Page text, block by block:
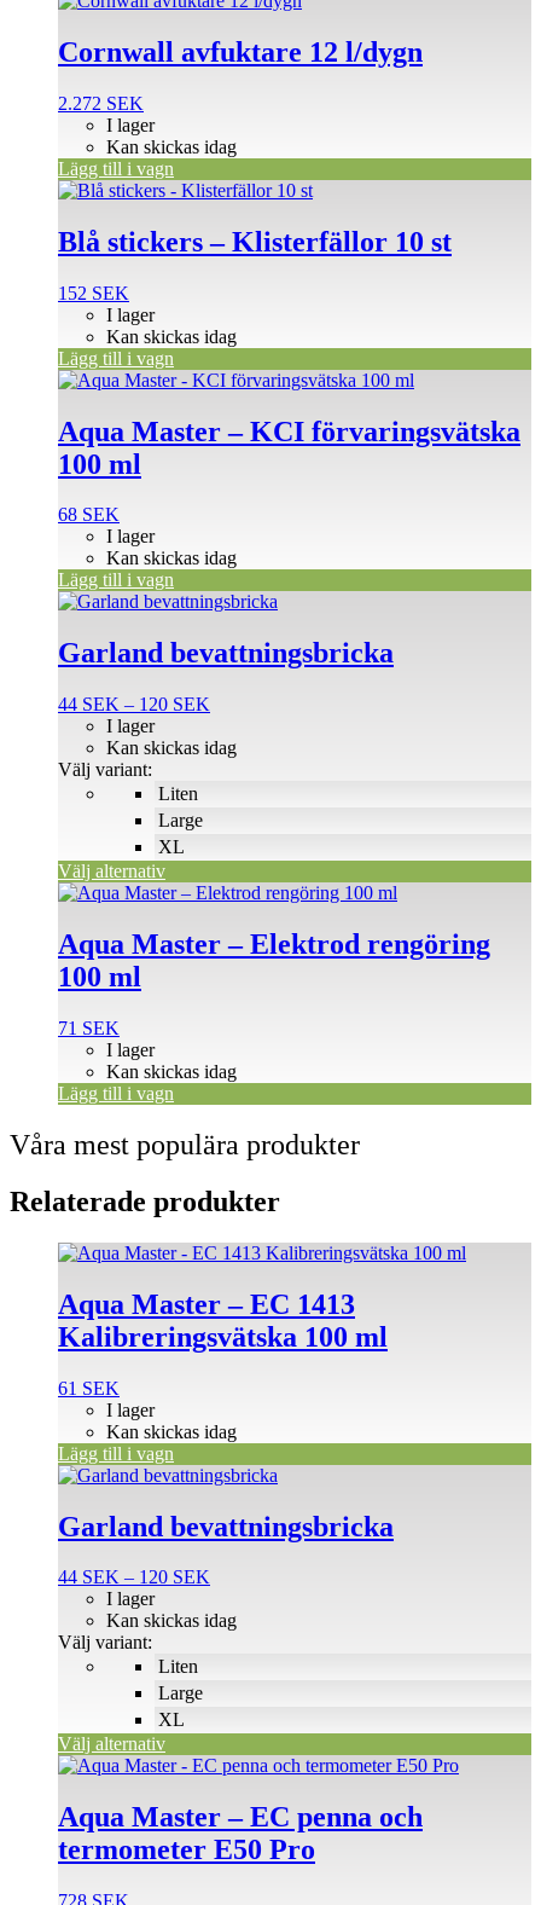
Cornwall avfuktare 12 l/dygn
2.272 SEK
I lager
Kan skickas idag
Lägg till i vagn
Blå stickers – Klisterfällor 10 st
152 SEK
I lager
Kan skickas idag
Lägg till i vagn
Aqua Master – KCI förvaringsvätska
100 ml
68 SEK
I lager
Kan skickas idag
Lägg till i vagn
Garland bevattningsbricka
44 SEK – 120 SEK
till
Liten
Large
XL
I lager
Kan skickas idag
Välj variant:
Välj alternativ
Den
produkten
har
varianter.
olika
alternativen
produktsidan
Aqua Master – Elektrod rengöring
100 ml
71 SEK
I lager
Kan skickas idag
Lägg till i vagn
Våra mest populära produkter
Relaterade produkter
Aqua Master – EC 1413
Kalibreringsvätska 100 ml
61 SEK
I lager
Kan skickas idag
Lägg till i vagn
Garland bevattningsbricka
44 SEK – 120 SEK
till
Liten
Large
XL
I lager
Kan skickas idag
Välj variant:
Välj alternativ
Den
produkten
har
varianter.
olika
alternativen
produktsidan
Aqua Master – EC penna och
termometer E50 Pro